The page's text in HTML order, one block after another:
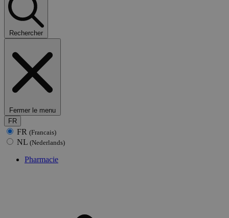
Rechercher
Fermer le menu
FR
FR (Francais)
NL (Nederlands)
Pharmacie